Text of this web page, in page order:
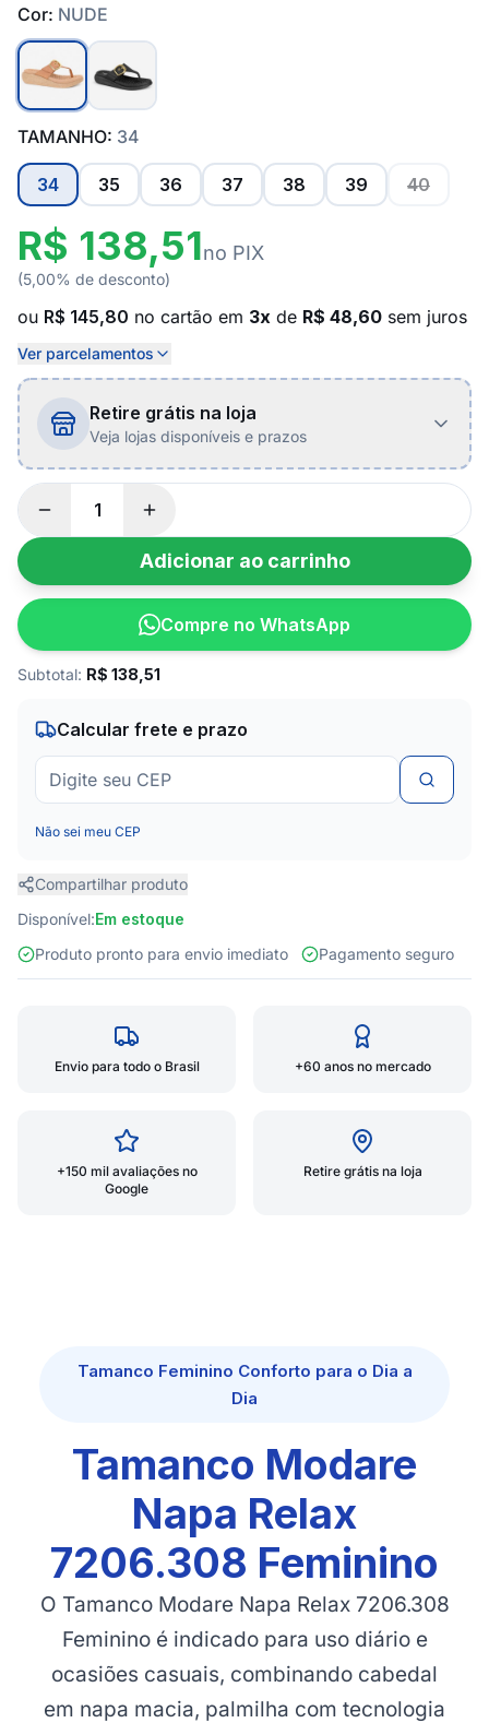
Cor: NUDE
TAMANHO: 34
34 35 36 37 38 39 40
R$ 138,51no PIX
(5,00% de desconto)
ou R$ 145,80 no cartão em 3x de R$ 48,60 sem juros
Ver parcelamentos
Retire grátis na loja
Veja lojas disponíveis e prazos
Adicionar ao carrinho
Compre no WhatsApp
Subtotal: R$ 138,51
Calcular frete e prazo
Não sei meu CEP
Compartilhar produto
Disponível:Em estoque
Produto pronto para envio imediato
Pagamento seguro
Envio para todo o Brasil +60 anos no mercado
+150 mil avaliações no
Google
Retire grátis na loja
Tamanco Feminino Conforto para o Dia a
Dia
Tamanco Modare
Napa Relax
7206.308 Feminino
O Tamanco Modare Napa Relax 7206.308
Feminino é indicado para uso diário e
ocasiões casuais, combinando cabedal
em napa macia, palmilha com tecnologia